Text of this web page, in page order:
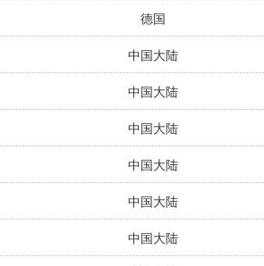
德国
中国大陆
中国大陆
中国大陆
中国大陆
中国大陆
中国大陆